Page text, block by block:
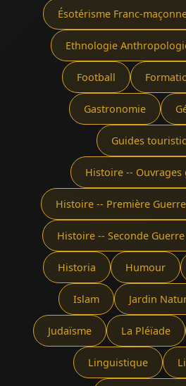
Ésotérisme Franc-
Ethnologie
Football
Gastronomie
Guides
Histoire -- Ouvrages
Histoire -- Première
Histoire -- Seconde
Historia Humour
Islam Jardin
Judaïsme La Pléïade
Linguistique